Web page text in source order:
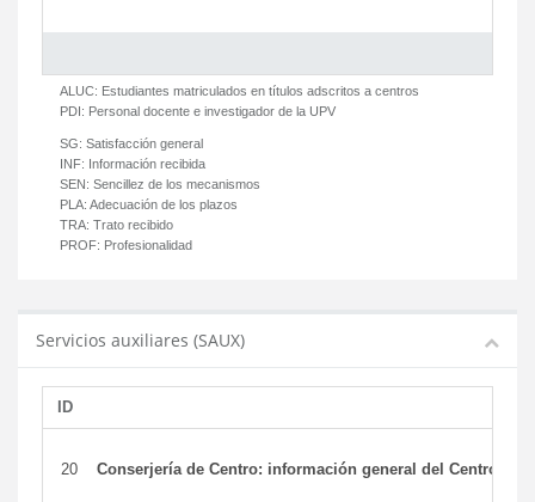
ALUC: Estudiantes matriculados en títulos adscritos a centros
PDI: Personal docente e investigador de la UPV
SG: Satisfacción general
INF: Información recibida
SEN: Sencillez de los mecanismos
PLA: Adecuación de los plazos
TRA: Trato recibido
PROF: Profesionalidad
Servicios auxiliares (SAUX)
ID
20 Conserjería de Centro: información general del Centro y